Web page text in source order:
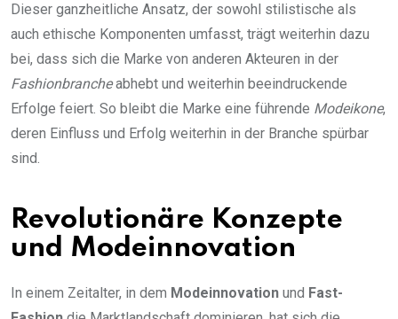
Dieser ganzheitliche Ansatz, der sowohl stilistische als
auch ethische Komponenten umfasst, trägt weiterhin dazu
bei, dass sich die Marke von anderen Akteuren in der
Fashionbrancheabhebt und weiterhin beeindruckende
Erfolge feiert. So bleibt die Marke eine führende Modeikone,
deren Einfluss und Erfolg weiterhin in der Branche spürbar
sind.
Revolutionäre Konzepte
und Modeinnovation
In einem Zeitalter, in dem Modeinnovation und Fast-